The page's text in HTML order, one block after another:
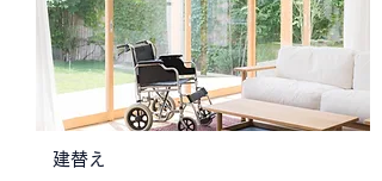
建替え